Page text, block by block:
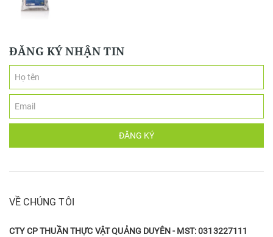
ĐĂNG KÝ NHẬN TIN
ĐĂNG KÝ
VỀ CHÚNG TÔI
CTY CP THUẦN THỰC VẬT QUẢNG DUYÊN - MST: 0313227111